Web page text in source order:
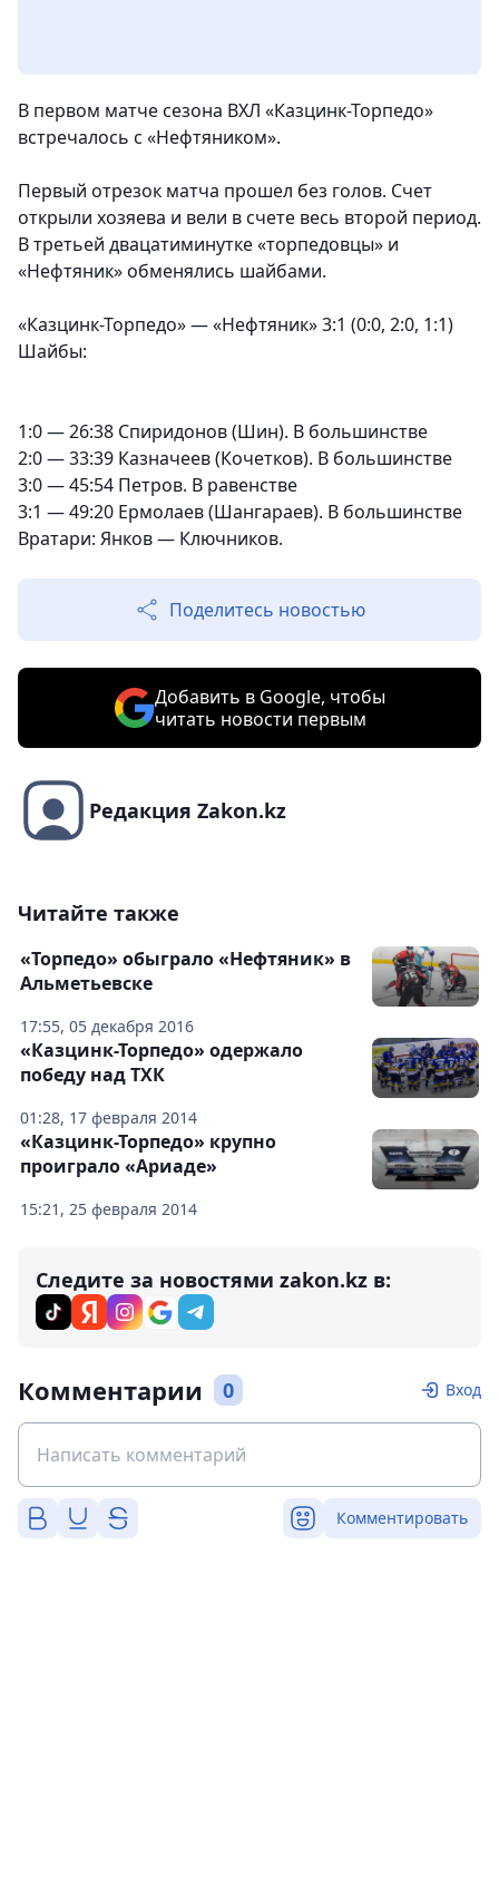
В первом матче сезона ВХЛ «Казцинк-Торпедо»
встречалось с «Нефтяником».
Первый отрезок матча прошел без голов. Счет
открыли хозяева и вели в счете весь второй период.
В третьей двацатиминутке «торпедовцы» и
«Нефтяник» обменялись шайбами.
«Казцинк-Торпедо» — «Нефтяник» 3:1 (0:0, 2:0, 1:1)
Шайбы:
1:0 — 26:38 Спиридонов (Шин). В большинстве
2:0 — 33:39 Казначеев (Кочетков). В большинстве
3:0 — 45:54 Петров. В равенстве
3:1 — 49:20 Ермолаев (Шангараев). В большинстве
Вратари: Янков — Ключников.
Поделитесь новостью
Добавить в Google, чтобы
читать новости первым
Редакция Zakon.kz
Читайте также
17:55, 05 декабря 2016
«Торпедо» обыграло «Нефтяник» в
Альметьевске
01:28, 17 февраля 2014
«Казцинк-Торпедо» одержало
победу над ТХК
15:21, 25 февраля 2014
«Казцинк-Торпедо» крупно
проиграло «Ариаде»
Следите за новостями zakon.kz в:
Комментарии 0 Вход
Комментировать